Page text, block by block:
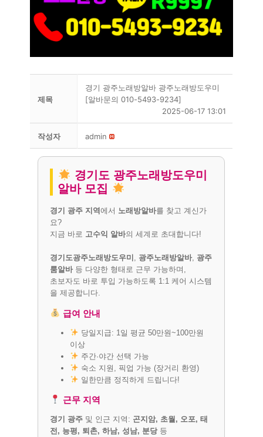
제목
경기 광주노래방알바 광주노래방도우미
[알바문의 010-5493-9234]
2025-06-17 13:01
작성자 admin
경기도 광주노래방도우미
알바 모집
경기 광주 지역에서 노래방알바를 찾고 계신가
요?
지금 바로 고수익 알바의 세계로 초대합니다!
경기도광주노래방도우미 , 광주노래방알바, 광주
룸알바등 다양한 형태로 근무 가능하며,
초보자도 바로 투입 가능하도록 1:1 케어 시스템
을 제공합니다.
급여 안내
당일지급: 1일 평균 50만원~100만원
이상
주간·야간 선택 가능
숙소 지원, 픽업 가능 (장거리 환영)
일한만큼 정직하게 드립니다!
근무 지역
경기 광주 및 인근 지역: 곤지암, 초월, 오포, 태
전, 능평, 퇴촌, 하남, 성남, 분당등